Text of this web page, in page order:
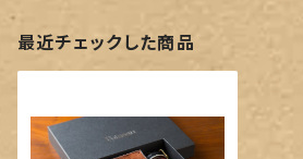
最近チェックした商品